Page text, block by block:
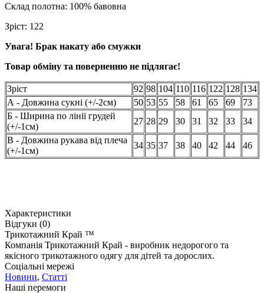
Склад полотна: 100% бавовна
Зріст: 122
Увага! Брак накату або смужки
Товар обміну та поверненню не підлягає!
Зріст 92 98 104 110 116 122 128 134
А - Довжина сукні (+/-2см)
50 53 55 58 61 65 69
73
Б - Ширина по лінії грудей
(+/-1см)
27 28 29 30 31 32 33
34
В - Довжина рукава від плеча
(+/-1см)
34 35 37 38 40 42 44 46
Характеристики
Відгуки (0)
Трикотажний Край ™
Компанія Трикотажний Край - виробник недорогого та
якісного трикотажного одягу для дітей та дорослих.
Соціальні мережі
Новини, Статті
Наші перемоги